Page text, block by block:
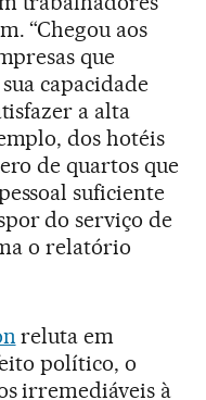
“Chegou aos
que
capacidade
a alta
dos hotéis
de quartos que
suficiente
do serviço de
o relatório
reluta em
político, o
irremediáveis à